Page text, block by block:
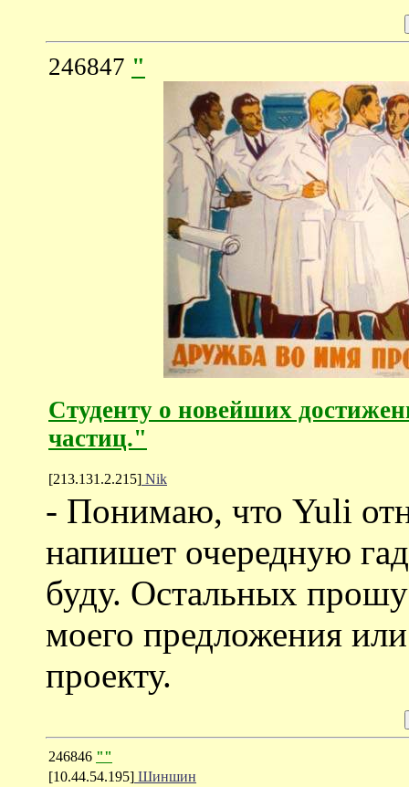
246847 "
Студенту о новейших
частиц."
[213.131.2.215] Nik
- Понимаю, что Yuli
напишет очередную
буду. Остальных
моего предложения
проекту.
246846 ""
[10.44.54.195] Шиншин